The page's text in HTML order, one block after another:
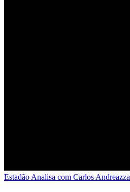
Estadão Analisa com Carlos Andreazza